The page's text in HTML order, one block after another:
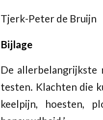
Tjerk-Peter de Bruijn
Bijlage
De allerbelangrijkste
testen. Klachten die
keelpijn, hoesten,